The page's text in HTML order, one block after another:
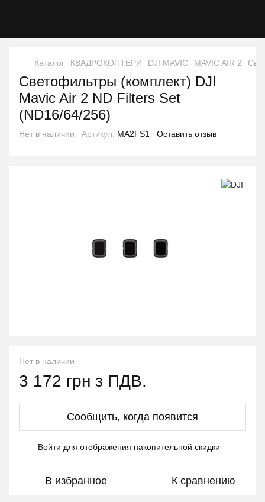
Каталог КВАДРОКОПТЕРИ DJI MAVIC MAVIC AIR 2
Светофильтры (комплект) DJI
Mavic Air 2 ND Filters Set
(ND16/64/256)
Нет в наличии Артикул: MA2FS1 Оставить отзыв
Нет в наличии
3 172 грн з ПДВ.
Сообщить, когда появится
Войти для отображения накопительной скидки
В избранное К сравнению